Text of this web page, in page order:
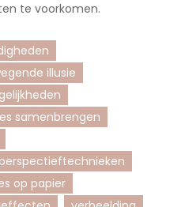
te voorkomen.
illusie
samenbrengen
perspectieftechnieken
op papier